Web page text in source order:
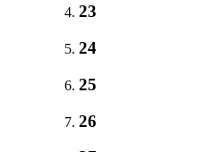
23
24
25
26